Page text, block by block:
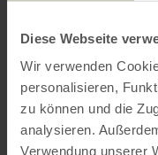
Diese Webseite
Wir verwenden
personalisieren,
zu können und die
analysieren.
Verwendung unserer
Wij zijn verheugd
Vrijwillige
Heimbach te
kuurconcert. Het